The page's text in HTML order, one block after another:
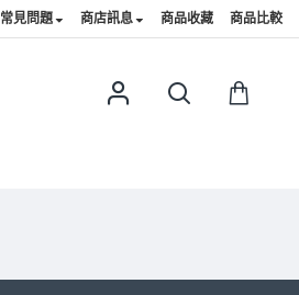
常見問題 商店訊息 商品收藏 商品比較